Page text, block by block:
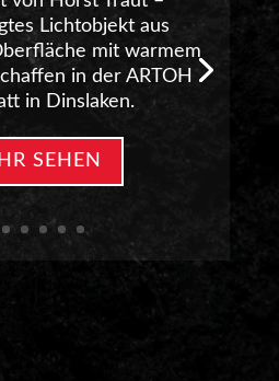
Lichtobjekt aus
mit warmem
in der ARTOH
in Dinslaken.
SEHEN